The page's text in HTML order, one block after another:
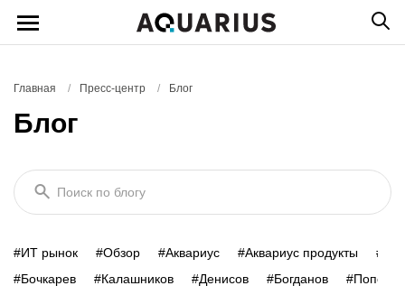
Главная / Пресс-центр / Блог
Блог
Поиск по блогу
#ИТ рынок #Обзор #Аквариус #Аквариус продукты
#Бочкарев
#Калашников #Денисов #Богданов #Попович